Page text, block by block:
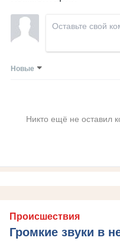
Новые
Никто ещё не оставил
Происшествия
Громкие звуки в